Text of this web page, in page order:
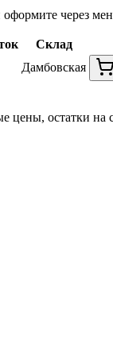
через
Склад
Дамбовская
цены, остатки